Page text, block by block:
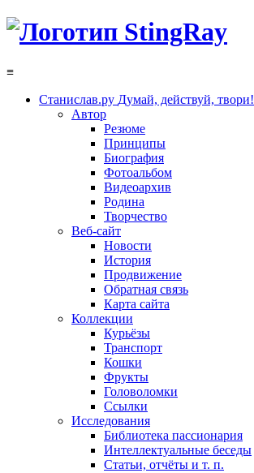
≡
Станислав.ру Думай, действуй, твори!
Автор
Резюме
Принципы
Биография
Фотоальбом
Видеоархив
Родина
Творчество
Веб-сайт
Новости
История
Продвижение
Обратная связь
Карта сайта
Коллекции
Курьёзы
Транспорт
Кошки
Фрукты
Головоломки
Ссылки
Исследования
Библиотека пассионария
Интеллектуальные беседы
Статьи, отчёты и т. п.